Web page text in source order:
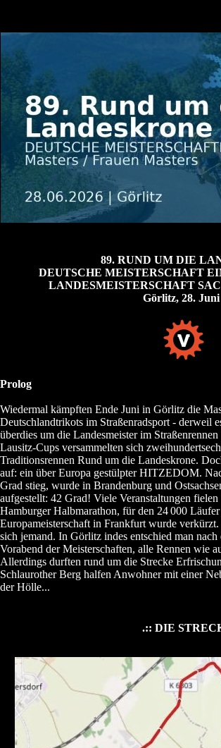
89. RUND UM DIE
DEUTSCHE MEISTERSCHAFT
LANDESMEISTERSCHAFT
Görlitz, 28. Juni
Prolog
Wiedermal kämpften Ende Juni in Görlitz die
Deutschlandtrikots im Straßenradsport - derweil
überdies um die Landesmeister im
Lausitz-Cups versammelten sich
Traditionsrennen Rund um die Landeskrone.
auf: ein über Europa gestülpter HITZEDOM.
Grad stieg, wurde in Brandenburg und
aufgestellt: 42 Grad! Viele Veranstaltungen
Hamburger Halbmarathon, für den 24000
Europameisterschaft in Frankfurt wurde verkürzt.
sich jemand. In Görlitz indes entschied man
Vorabend der Meisterschaften, alle Rennen wie
Allerdings durften rund um die Strecke
Schlaurother Berg halfen Anwohner mit einer
der Hölle...
.:: DIE